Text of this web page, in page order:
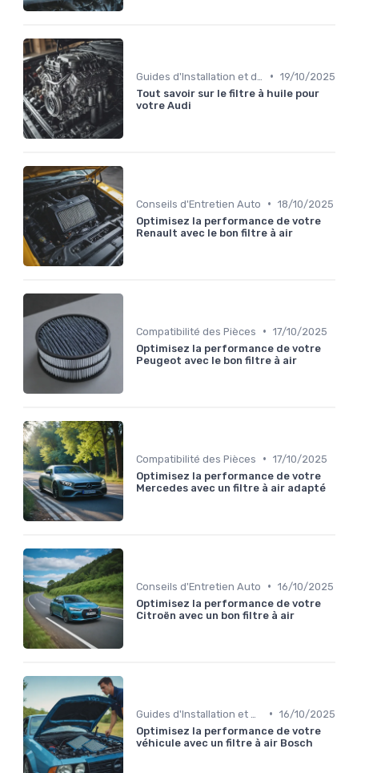
• 19/10/2025
Tout savoir sur le filtre à huile pour
votre Audi
Conseils d'Entretien Auto • 18/10/2025
Optimisez la performance de votre
Renault avec le bon filtre à air
Compatibilité des Pièces • 17/10/2025
Optimisez la performance de votre
Peugeot avec le bon filtre à air
Compatibilité des Pièces • 17/10/2025
Optimisez la performance de votre
Mercedes avec un filtre à air adapté
Conseils d'Entretien Auto • 16/10/2025
Optimisez la performance de votre
Citroën avec un bon filtre à air
• 16/10/2025
Optimisez la performance de votre
véhicule avec un filtre à air Bosch